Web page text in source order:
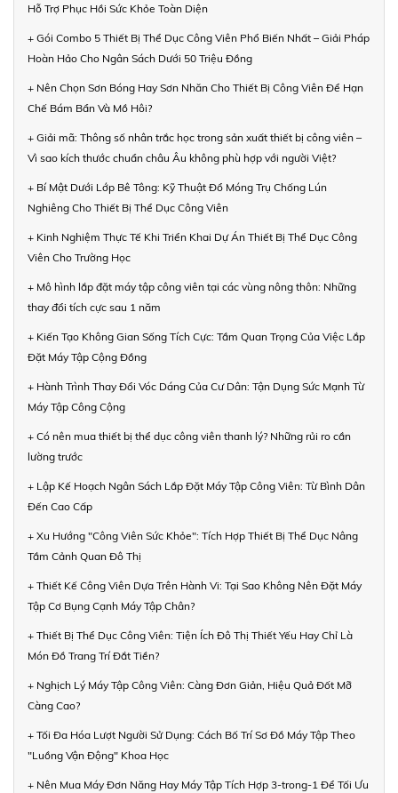
Hỗ Trợ Phục Hồi Sức Khỏe Toàn Diện
+ Gói Combo 5 Thiết Bị Thể Dục Công Viên Phổ Biến Nhất – Giải Pháp
Hoàn Hảo Cho Ngân Sách Dưới 50 Triệu Đồng
+ Nên Chọn Sơn Bóng Hay Sơn Nhăn Cho Thiết Bị Công Viên Để Hạn
Chế Bám Bẩn Và Mồ Hôi?
+ Giải mã: Thông số nhân trắc học trong sản xuất thiết bị công viên –
Vì sao kích thước chuẩn châu Âu không phù hợp với người Việt?
+ Bí Mật Dưới Lớp Bê Tông: Kỹ Thuật Đổ Móng Trụ Chống Lún
Nghiêng Cho Thiết Bị Thể Dục Công Viên
+ Kinh Nghiệm Thực Tế Khi Triển Khai Dự Án Thiết Bị Thể Dục Công
Viên Cho Trường Học
+ Mô hình lắp đặt máy tập công viên tại các vùng nông thôn: Những
thay đổi tích cực sau 1 năm
+ Kiến Tạo Không Gian Sống Tích Cực: Tầm Quan Trọng Của Việc Lắp
Đặt Máy Tập Cộng Đồng
+ Hành Trình Thay Đổi Vóc Dáng Của Cư Dân: Tận Dụng Sức Mạnh Từ
Máy Tập Công Cộng
+ Có nên mua thiết bị thể dục công viên thanh lý? Những rủi ro cần
lường trước
+ Lập Kế Hoạch Ngân Sách Lắp Đặt Máy Tập Công Viên: Từ Bình Dân
Đến Cao Cấp
+ Xu Hướng "Công Viên Sức Khỏe": Tích Hợp Thiết Bị Thể Dục Nâng
Tầm Cảnh Quan Đô Thị
+ Thiết Kế Công Viên Dựa Trên Hành Vi: Tại Sao Không Nên Đặt Máy
Tập Cơ Bụng Cạnh Máy Tập Chân?
+ Thiết Bị Thể Dục Công Viên: Tiện Ích Đô Thị Thiết Yếu Hay Chỉ Là
Món Đồ Trang Trí Đắt Tiền?
+ Nghịch Lý Máy Tập Công Viên: Càng Đơn Giản, Hiệu Quả Đốt Mỡ
Càng Cao?
+ Tối Đa Hóa Lượt Người Sử Dụng: Cách Bố Trí Sơ Đồ Máy Tập Theo
"Luồng Vận Động" Khoa Học
+ Nên Mua Máy Đơn Năng Hay Máy Tập Tích Hợp 3-trong-1 Để Tối Ưu